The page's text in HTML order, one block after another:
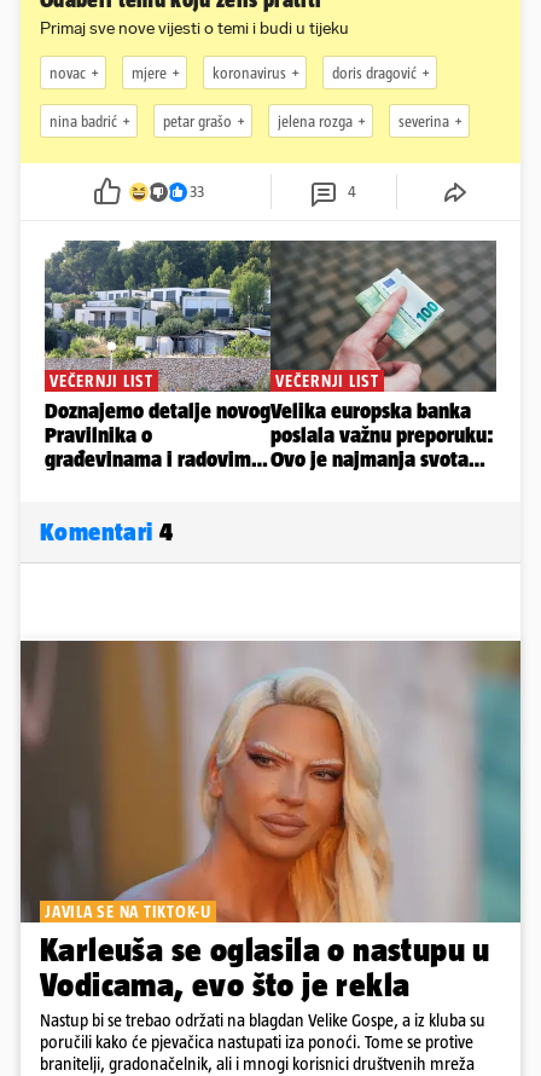
Primaj sve nove vijesti o temi i budi u tijeku
novac mjere koronavirus doris dragović
nina badrić petar grašo jelena rozga severina
33 4
Komentari 4
JAVILA SE NA TIKTOK-U
Karleuša se oglasila o nastupu u
Vodicama, evo što je rekla
Nastup bi se trebao održati na blagdan Velike Gospe, a iz kluba su
poručili kako će pjevačica nastupati iza ponoći. Tome se protive
branitelji, gradonačelnik, ali i mnogi korisnici društvenih mreža